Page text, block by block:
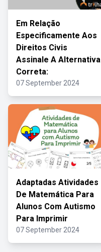
Em Relação
Especificamente Aos
Direitos Civis
Assinale A Alternativa
Correta:
07 September 2024
Adaptadas Atividades
De Matemática Para
Alunos Com Autismo
Para Imprimir
07 September 2024